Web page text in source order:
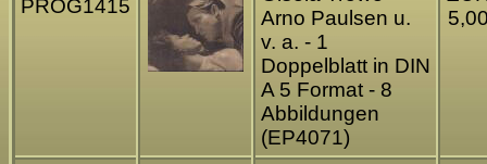
PROG1415
Arno Paulsen u.
v. a. - 1
Doppelblatt in DIN
A 5 Format - 8
Abbildungen
(EP4071)